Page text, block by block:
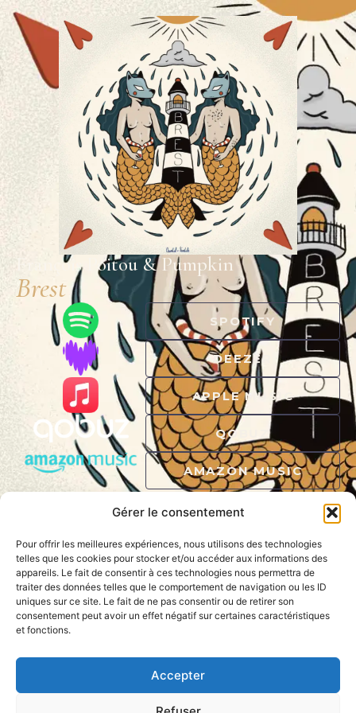
Gérer le consentement
Pour offrir les meilleures expériences, nous utilisons des technologies
telles que les cookies pour stocker et/ou accéder aux informations des
appareils. Le fait de consentir à ces technologies nous permettra de
traiter des données telles que le comportement de navigation ou les ID
uniques sur ce site. Le fait de ne pas consentir ou de retirer son
consentement peut avoir un effet négatif sur certaines caractéristiques
et fonctions.
Accepter
François Poitou & Pumpkin
Brest
SPOTIFY
DEEZER
APPLE MUSIC
QOBUZ
AMAZON MUSIC
QUAI SONRECORDS